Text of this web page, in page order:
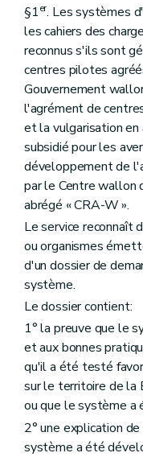
§1er. Les systèmes
les cahiers des
reconnus s'ils sont
centres pilotes
Gouvernement
l'agrément de
et la vulgarisation en
subsidié pour les
développement de
par le Centre wallon
abrégé « CRA-W ».
Le service reconnaît
ou organismes
d'un dossier de
système.
Le dossier contient:
1° la preuve que le
et aux bonnes
qu'il a été testé
sur le territoire de la
ou que le système a
2° une explication
système a été